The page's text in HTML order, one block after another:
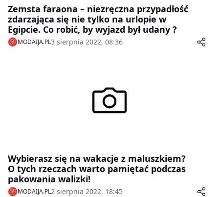
Zemsta faraona – niezręczna przypadłość
zdarzająca się nie tylko na urlopie w
Egipcie. Co robić, by wyjazd był udany ?
MODAIJA.PL3 sierpnia 2022, 08:36
Wybierasz się na wakacje z maluszkiem?
O tych rzeczach warto pamiętać podczas
pakowania walizki!
MODAIJA.PL2 sierpnia 2022, 18:45